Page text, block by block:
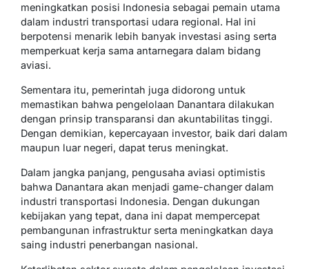
meningkatkan posisi Indonesia sebagai pemain utama
dalam industri transportasi udara regional. Hal ini
berpotensi menarik lebih banyak investasi asing serta
memperkuat kerja sama antarnegara dalam bidang
aviasi.
Sementara itu, pemerintah juga didorong untuk
memastikan bahwa pengelolaan Danantara dilakukan
dengan prinsip transparansi dan akuntabilitas tinggi.
Dengan demikian, kepercayaan investor, baik dari dalam
maupun luar negeri, dapat terus meningkat.
Dalam jangka panjang, pengusaha aviasi optimistis
bahwa Danantara akan menjadi game-changer dalam
industri transportasi Indonesia. Dengan dukungan
kebijakan yang tepat, dana ini dapat mempercepat
pembangunan infrastruktur serta meningkatkan daya
saing industri penerbangan nasional.